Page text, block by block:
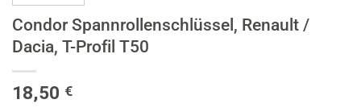
Condor Spannrollenschlüssel, Renault /
Dacia, T-Profil T50
18,50 €